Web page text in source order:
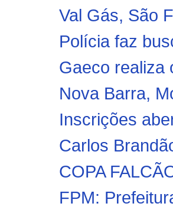
Val Gás, São
Polícia faz
Gaeco realiza
Nova Barra,
Inscrições
Carlos
COPA
FPM: